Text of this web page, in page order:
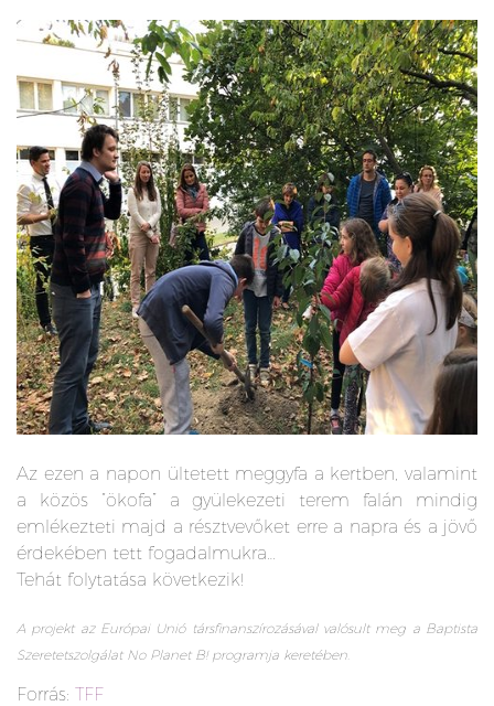
Az ezen a napon ültetett meggyfa a kertben, valamint
a közös “ökofa” a gyülekezeti terem falán mindig
emlékezteti majd a résztvevőket erre a napra és a jövő
érdekében tett fogadalmukra…
Tehát folytatása következik!
A projekt az Európai Unió társfinanszírozásával valósult meg a Baptista
Szeretetszolgálat No Planet B! programja keretében.
Forrás: TFF